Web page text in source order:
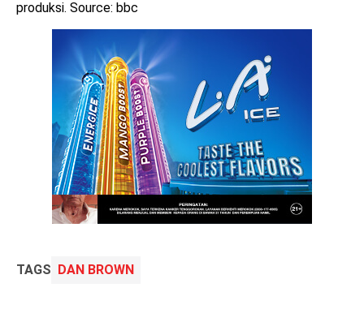
produksi. Source: bbc
TAGS DAN BROWN